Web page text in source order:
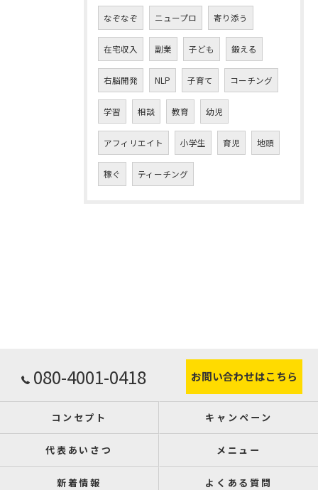
なぞなぞ ニュープロ 寄り添う
在宅収入 副業 子ども 鍛える
右脳開発 NLP 子育て コーチング
学習 相談 教育 幼児
アフィリエイト 小学生 育児 地頭
稼ぐ ティーチング
080-4001-0418 お問い合わせはこちら
コンセプト キャンペーン
代表あいさつ メニュー
新着情報 よくある質問